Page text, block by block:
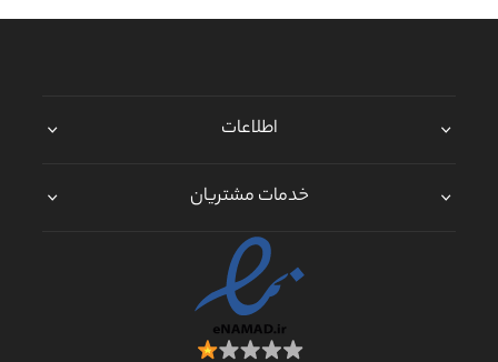
اطلاعات
خدمات مشتریان